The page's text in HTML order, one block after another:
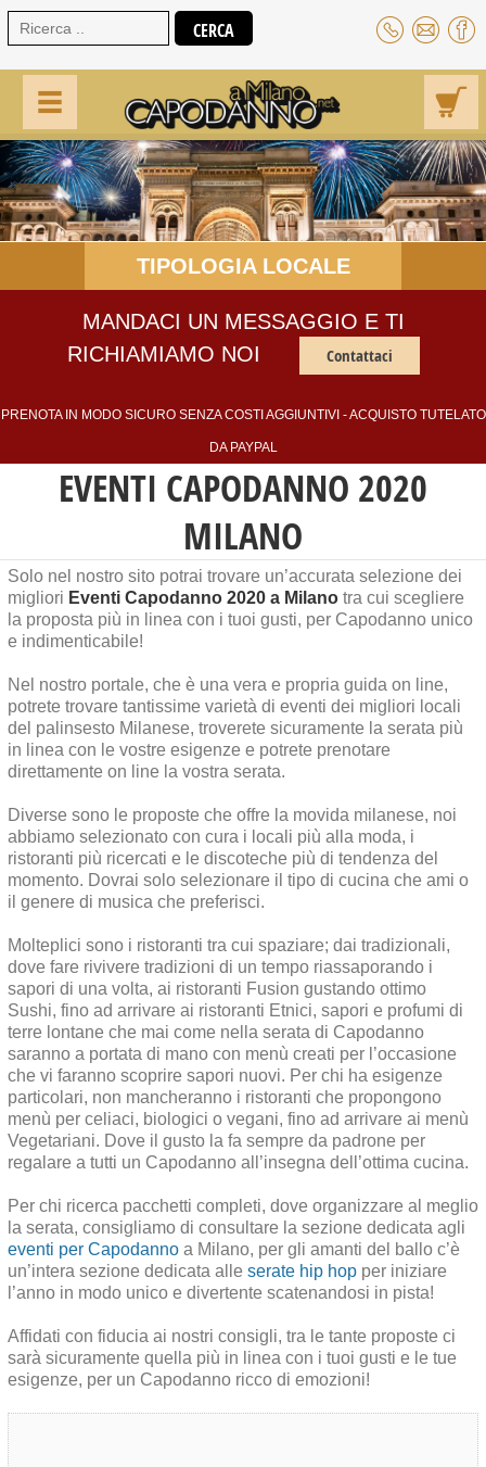
TIPOLOGIA LOCALE
MANDACI UN MESSAGGIO E TI
RICHIAMIAMO NOI
Contattaci
PRENOTA IN MODO SICURO SENZA COSTI AGGIUNTIVI - ACQUISTO TUTELATO
DA PAYPAL
EVENTI CAPODANNO 2020
MILANO
Solo nel nostro sito potrai trovare un’accurata selezione dei
migliori Eventi Capodanno 2020 a Milano tra cui scegliere
la proposta più in linea con i tuoi gusti, per Capodanno unico
e indimenticabile!
Nel nostro portale, che è una vera e propria guida on line,
potrete trovare tantissime varietà di eventi dei migliori locali
del palinsesto Milanese, troverete sicuramente la serata più
in linea con le vostre esigenze e potrete prenotare
direttamente on line la vostra serata.
Diverse sono le proposte che offre la movida milanese, noi
abbiamo selezionato con cura i locali più alla moda, i
ristoranti più ricercati e le discoteche più di tendenza del
momento. Dovrai solo selezionare il tipo di cucina che ami o
il genere di musica che preferisci.
Molteplici sono i ristoranti tra cui spaziare; dai tradizionali,
dove fare rivivere tradizioni di un tempo riassaporando i
sapori di una volta, ai ristoranti Fusion gustando ottimo
Sushi, fino ad arrivare ai ristoranti Etnici, sapori e profumi di
terre lontane che mai come nella serata di Capodanno
saranno a portata di mano con menù creati per l’occasione
che vi faranno scoprire sapori nuovi. Per chi ha esigenze
particolari, non mancheranno i ristoranti che propongono
menù per celiaci, biologici o vegani, fino ad arrivare ai menù
Vegetariani. Dove il gusto la fa sempre da padrone per
regalare a tutti un Capodanno all’insegna dell’ottima cucina.
Per chi ricerca pacchetti completi, dove organizzare al meglio
la serata, consigliamo di consultare la sezione dedicata agli
eventi per Capodanno a Milano, per gli amanti del ballo c’è
un’intera sezione dedicata alle serate hip hop per iniziare
l’anno in modo unico e divertente scatenandosi in pista!
Affidati con fiducia ai nostri consigli, tra le tante proposte ci
sarà sicuramente quella più in linea con i tuoi gusti e le tue
esigenze, per un Capodanno ricco di emozioni!